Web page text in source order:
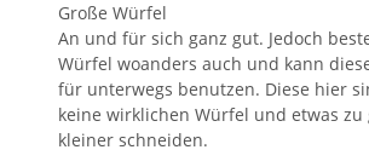
Große Würfel
An und für sich ganz gut. Jedoch
Würfel woanders auch und kann
für unterwegs benutzen. Diese hier
keine wirklichen Würfel und etwas zu
kleiner schneiden.